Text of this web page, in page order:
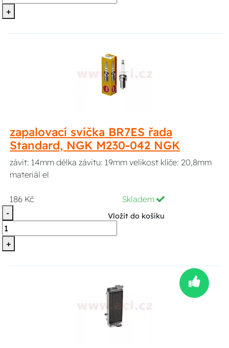
+
zapalovací svíčka BR7ES řada
Standard, NGK M230-042 NGK
závit: 14mm délka závitu: 19mm velikost klíče: 20,8mm
materiál el
186 Kč
Skladem
-
+
Vložit do košíku